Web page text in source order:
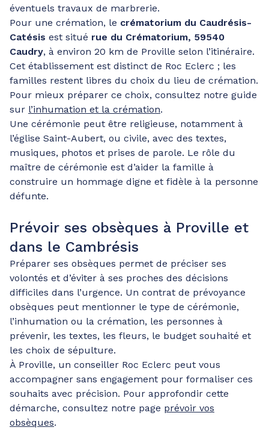
éventuels travaux de marbrerie.
Pour une crémation, le crématorium du Caudrésis-
Catésis est situé rue du Crématorium, 59540
Caudry, à environ 20 km de Proville selon l’itinéraire.
Cet établissement est distinct de Roc Eclerc ; les
familles restent libres du choix du lieu de crémation.
Pour mieux préparer ce choix, consultez notre guide
sur l’inhumation et la crémation.
Une cérémonie peut être religieuse, notamment à
l’église Saint-Aubert, ou civile, avec des textes,
musiques, photos et prises de parole. Le rôle du
maître de cérémonie est d’aider la famille à
construire un hommage digne et fidèle à la personne
défunte.
Prévoir ses obsèques à Proville et
dans le Cambrésis
Préparer ses obsèques permet de préciser ses
volontés et d’éviter à ses proches des décisions
difficiles dans l’urgence. Un contrat de prévoyance
obsèques peut mentionner le type de cérémonie,
l’inhumation ou la crémation, les personnes à
prévenir, les textes, les fleurs, le budget souhaité et
les choix de sépulture.
À Proville, un conseiller Roc Eclerc peut vous
accompagner sans engagement pour formaliser ces
souhaits avec précision. Pour approfondir cette
démarche, consultez notre page prévoir vos
obsèques.